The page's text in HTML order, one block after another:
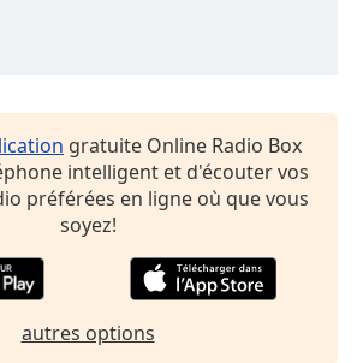
gratuite Online Radio Box
intelligent et d'écouter vos
préférées en ligne où que vous
soyez!
autres options